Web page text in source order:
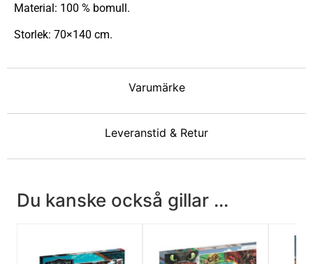
Varumärke
Leveranstid & Retur
Material: 100 % bomull.
Storlek: 70×140 cm.
Du kanske också gillar ...